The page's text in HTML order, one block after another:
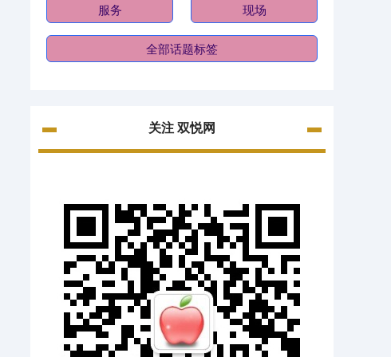
服务 现场
全部话题标签
关注 双悦网